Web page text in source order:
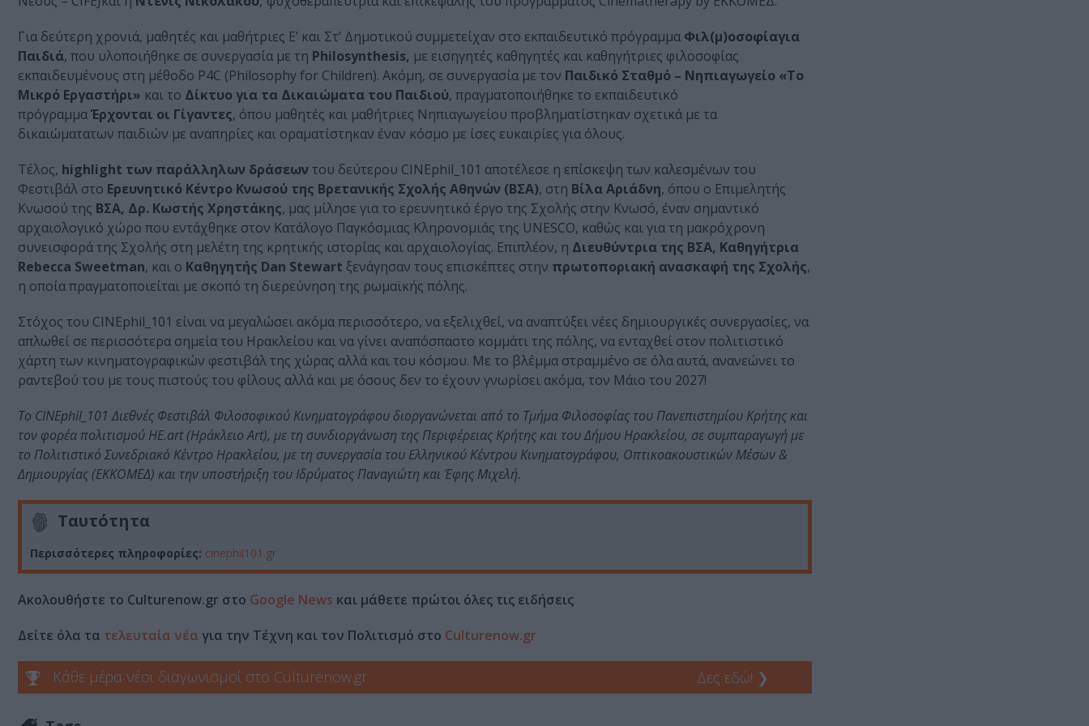
Για δεύτερη χρονιά, μαθητές και μαθήτριες Ε’ και Στ’ Δημοτικού συμμετείχαν στο εκπαιδευτικό πρόγραμμα Φιλ(μ)οσοφίαγια
Παιδιά, που υλοποιήθηκε σε συνεργασία με τη Philosynthesis, με εισηγητές καθηγητές και καθηγήτριες φιλοσοφίας
εκπαιδευμένους στη μέθοδο P4C (Philosophy for Children). Ακόμη, σε συνεργασία με τον Παιδικό Σταθμό – Νηπιαγωγείο «Το
Μικρό Εργαστήρι» και το Δίκτυο για τα Δικαιώματα του Παιδιού, πραγματοποιήθηκε το εκπαιδευτικό
πρόγραμμαΈρχονται οι Γίγαντες, όπου μαθητές και μαθήτριες Νηπιαγωγείου προβληματίστηκαν σχετικά με τα
δικαιώματατων παιδιών με αναπηρίες και οραματίστηκαν έναν κόσμο με ίσες ευκαιρίες για όλους.
Τέλος, highlight των παράλληλων δράσεων του δεύτερου CINEphil_101 αποτέλεσε η επίσκεψη των καλεσμένων του
Φεστιβάλ στο Ερευνητικό Κέντρο Κνωσού της Βρετανικής Σχολής Αθηνών (ΒΣΑ), στη Βίλα Αριάδνη, όπου ο Επιμελητής
Κνωσού της ΒΣΑ, Δρ. Κωστής Χρηστάκης, μας μίλησε για το ερευνητικό έργο της Σχολής στην Κνωσό, έναν σημαντικό
αρχαιολογικό χώρο που εντάχθηκε στον Κατάλογο Παγκόσμιας Κληρονομιάς της UNESCO, καθώς και για τη μακρόχρονη
συνεισφορά της Σχολής στη μελέτη της κρητικής ιστορίας και αρχαιολογίας. Επιπλέον, η Διευθύντρια της ΒΣΑ, Καθηγήτρια
Rebecca Sweetman, και ο Καθηγητής Dan Stewart ξενάγησαν τους επισκέπτες στην πρωτοποριακή ανασκαφή της Σχολής,
η οποία πραγματοποιείται με σκοπό τη διερεύνηση της ρωμαϊκής πόλης.
Στόχος του CINEphil_101 είναι να μεγαλώσει ακόμα περισσότερο, να εξελιχθεί, να αναπτύξει νέες δημιουργικές συνεργασίες, να
απλωθεί σε περισσότερα σημεία του Ηρακλείου και να γίνει αναπόσπαστο κομμάτι της πόλης, να ενταχθεί στον πολιτιστικό
χάρτη των κινηματογραφικών φεστιβάλ της χώρας αλλά και του κόσμου. Με το βλέμμα στραμμένο σε όλα αυτά, ανανεώνει το
ραντεβού του με τους πιστούς του φίλους αλλά και με όσους δεν το έχουν γνωρίσει ακόμα, τον Μάιο του 2027!
Το CINEphil_101 Διεθνές Φεστιβάλ Φιλοσοφικού Κινηματογράφου διοργανώνεται από το Τμήμα Φιλοσοφίας του Πανεπιστημίου Κρήτης και
τον φορέα πολιτισμού HE.art (Ηράκλειο Art), με τη συνδιοργάνωση της Περιφέρειας Κρήτης και του Δήμου Ηρακλείου, σε συμπαραγωγή με
το Πολιτιστικό Συνεδριακό Κέντρο Ηρακλείου, με τη συνεργασία του Ελληνικού Κέντρου Κινηματογράφου, Οπτικοακουστικών Μέσων &
Δημιουργίας (ΕΚΚΟΜΕΔ) και την υποστήριξη του Ιδρύματος Παναγιώτη και Έφης Μιχελή.
Ταυτότητα
Περισσότερες πληροφορίες: cinephil101.gr
Ακολουθήστε το Culturenow.gr στο Google News και μάθετε πρώτοι όλες τις ειδήσεις
Δείτε όλα τα τελευταία νέα για την Τέχνη και τον Πολιτισμό στο Culturenow.gr
Κάθε μέρα νέοι διαγωνισμοί στο Culturenow.gr Δες εδώ! ❯